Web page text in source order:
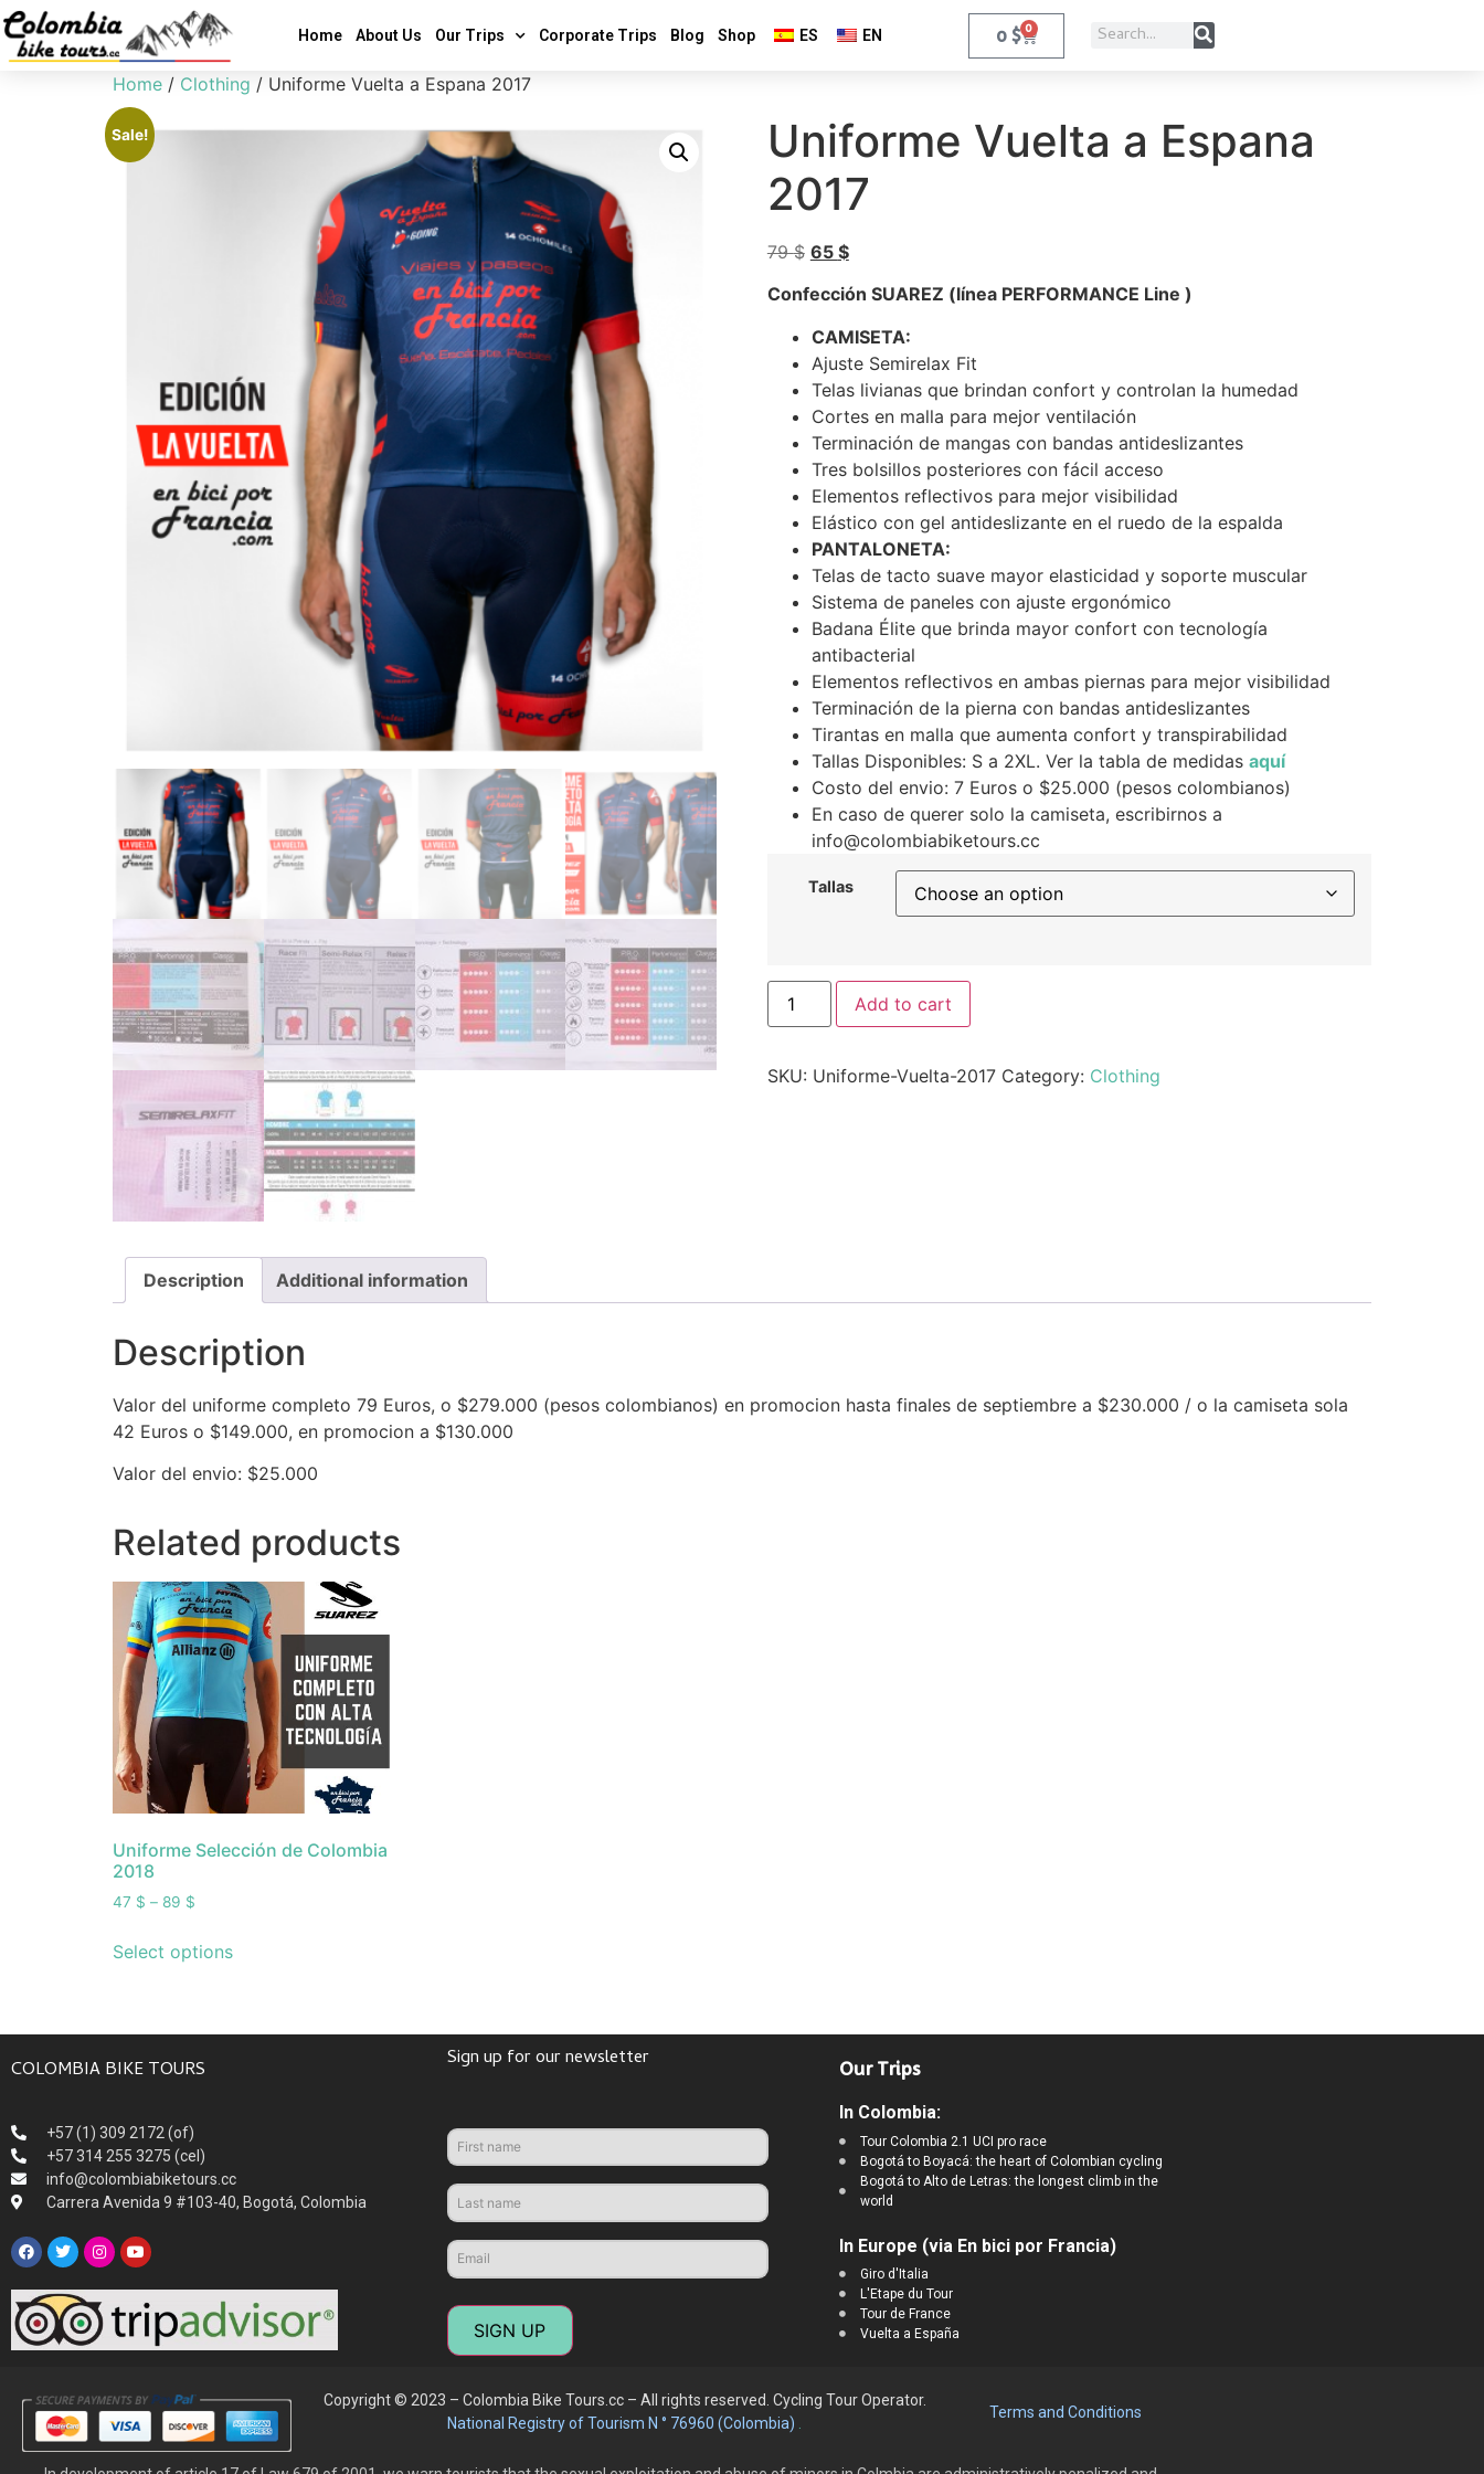
Home About Us Our Trips Corporate Trips Blog Shop ES EN 0 $ 0
Home / Clothing / Uniforme Vuelta a Espana 2017
Sale!
Uniforme Vuelta a Espana
2017
79$ 65 $
Confección SUAREZ (línea PERFORMANCE Line )
CAMISETA:
Ajuste Semirelax Fit
Telas livianas que brindan confort y controlan la humedad
Cortes en malla para mejor ventilación
Terminación de mangas con bandas antideslizantes
Tres bolsillos posteriores con fácil acceso
Elementos reflectivos para mejor visibilidad
Elástico con gel antideslizante en el ruedo de la espalda
PANTALONETA:
Telas de tacto suave mayor elasticidad y soporte muscular
Sistema de paneles con ajuste ergonómico
Badana Élite que brinda mayor confort con tecnología
antibacterial
Elementos reflectivos en ambas piernas para mejor visibilidad
Terminación de la pierna con bandas antideslizantes
Tirantas en malla que aumenta confort y transpirabilidad
Tallas Disponibles: S a 2XL. Ver la tabla de medidas aquí
Costo del envio: 7 Euros o $25.000 (pesos colombianos)
En caso de querer solo la camiseta, escribirnos a
info@colombiabiketours.cc
Tallas
Add to cart
SKU: Uniforme-Vuelta-2017 Category: Clothing
Description Additional information
Description
Valor del uniforme completo 79 Euros, o $279.000 (pesos colombianos) en promocion hasta finales de septiembre a $230.000 / o la camiseta sola
42 Euros o $149.000, en promocion a $130.000
Valor del envio: $25.000
Related products
Uniforme Selección de Colombia
2018
47 $ – 89 $
Select options
COLOMBIA BIKE TOURS
+57 (1) 309 2172 (of)
+57 314 255 3275 (cel)
info@colombiabiketours.cc
Carrera Avenida 9 #103-40, Bogotá, Colombia
Sign up for our newsletter
SIGN UP
Our Trips
In Colombia:
Tour Colombia 2.1 UCI pro race
Bogotá to Boyacá: the heart of Colombian cycling
Bogotá to Alto de Letras: the longest climb in the
world
In Europe (via En bici por Francia)
Giro d'Italia
L'Etape du Tour
Tour de France
Vuelta a España
Copyright © 2023 – Colombia Bike Tours.cc – All rights reserved. Cycling Tour Operator.
National Registry of Tourism N ° 76960 (Colombia) .
Terms and Conditions